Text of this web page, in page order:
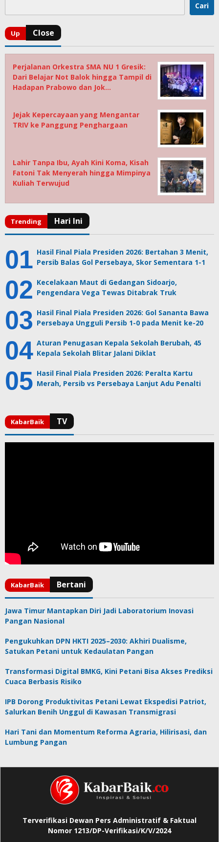
Cari
Perjalanan Orkestra SMA NU 1 Gresik:
Dari Belajar Not Balok hingga Tampil di
Hadapan Prabowo dan Jok…
Jejak Kepercayaan yang Mengantar
TRIV ke Panggung Penghargaan
Lahir Tanpa Ibu, Ayah Kini Koma, Kisah
Fatoni Tak Menyerah hingga Mimpinya
Kuliah Terwujud
Hasil Final Piala Presiden 2026: Bertahan 3 Menit,
Persib Balas Gol Persebaya, Skor Sementara 1-1
Kecelakaan Maut di Gedangan Sidoarjo,
Pengendara Vega Tewas Ditabrak Truk
Hasil Final Piala Presiden 2026: Gol Sananta Bawa
Persebaya Ungguli Persib 1-0 pada Menit ke-20
Aturan Penugasan Kepala Sekolah Berubah, 45
Kepala Sekolah Blitar Jalani Diklat
Hasil Final Piala Presiden 2026: Peralta Kartu
Merah, Persib vs Persebaya Lanjut Adu Penalti
Jawa Timur Mantapkan Diri Jadi Laboratorium Inovasi
Pangan Nasional
Pengukuhkan DPN HKTI 2025–2030: Akhiri Dualisme,
Satukan Petani untuk Kedaulatan Pangan
Transformasi Digital BMKG, Kini Petani Bisa Akses Prediksi
Cuaca Berbasis Risiko
IPB Dorong Produktivitas Petani Lewat Ekspedisi Patriot,
Salurkan Benih Unggul di Kawasan Transmigrasi
Hari Tani dan Momentum Reforma Agraria, Hilirisasi, dan
Lumbung Pangan
Terverifikasi Dewan Pers Administratif & Faktual
Nomor 1213/DP-Verifikasi/K/V/2024